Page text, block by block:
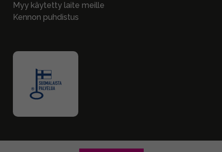
Myy käytetty laite meille
Kennon puhdistus